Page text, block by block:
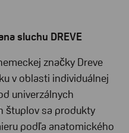
sluchu DREVE
značky Dreve
v oblasti individuálnej
univerzálnych
štuplov sa produkty
podľa anatomického